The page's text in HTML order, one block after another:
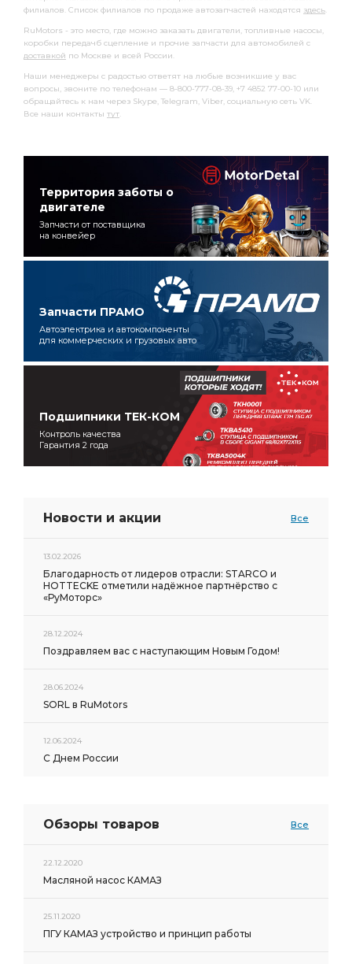
филиалов. Список филиалов по продаже автозапчастей находятся здесь.
RuMotors - это место, где можно заказать двигатели, топливные насосы,
коробки передачб сцепление и прочие запчасти для автомобилей с
доставкой по Москве и всей России.
Наши менеджеры с радостью ответят на любые возникшие у вас
вопросы, звоните по телефонам — 8-800-777-08-39, +7 4852 77-00-10 или
обращайтесь к нам через Skype, Telegram, Viber, социальную сеть VK.
Все наши контакты тут.
Территория заботы о
двигателе
Запчасти от поставщика
на конвейер
Запчасти ПРАМО
Автоэлектрика и автокомпоненты
для коммерческих и грузовых авто
Подшипники ТЕК-КОМ
Контроль качества
Гарантия 2 года
Новости и акции Все
13.02.2026
Благодарность от лидеров отрасли: STARCO и
HOTTECKE отметили надёжное партнёрство с
«РуМоторс»
28.12.2024
Поздравляем вас с наступающим Новым Годом!
28.06.2024
SORL в RuMotors
12.06.2024
С Днем России
Обзоры товаров Все
22.12.2020
Масляной насос КАМАЗ
25.11.2020
ПГУ КАМАЗ устройство и принцип работы